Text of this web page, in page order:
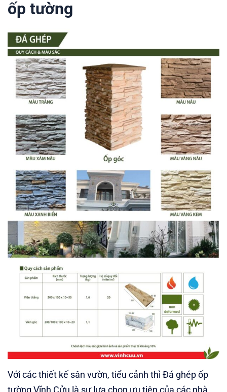
ốp tường
Với các thiết kế sân vườn, tiểu cảnh thì Đá ghép ốp